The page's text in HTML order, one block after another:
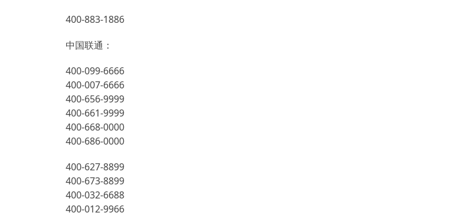
400-883-1886
中国联通：
400-099-6666
400-007-6666
400-656-9999
400-661-9999
400-668-0000
400-686-0000
400-627-8899
400-673-8899
400-032-6688
400-012-9966